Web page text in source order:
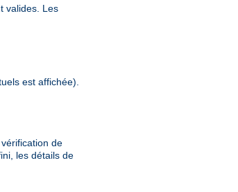
valides. Les
est affichée).
de
les détails de